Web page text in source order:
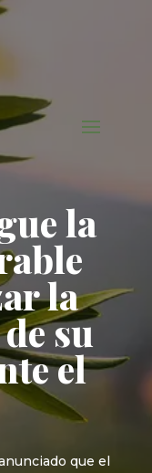
la
la
su
el
que el